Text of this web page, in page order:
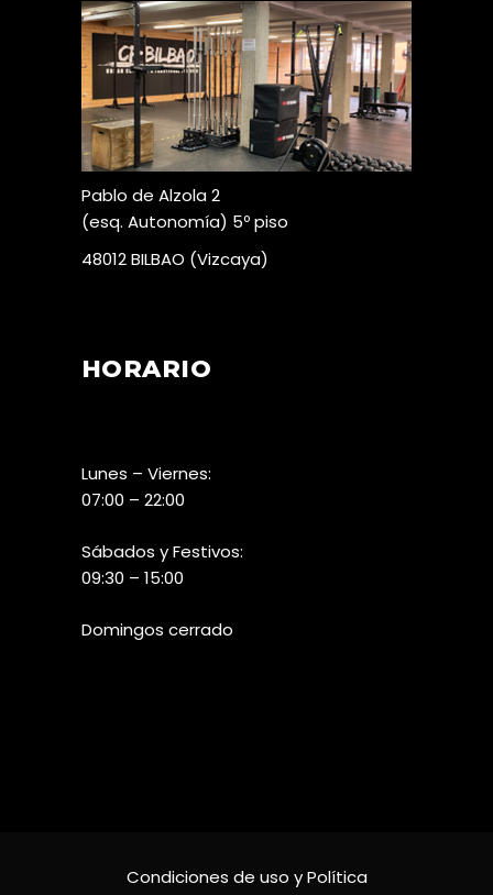
Pablo de Alzola 2
(esq. Autonomía) 5º piso
48012 BILBAO (Vizcaya)
HORARIO
Lunes – Viernes:
07:00 – 22:00
Sábados y Festivos:
09:30 – 15:00
Domingos cerrado
Condiciones de uso y Política